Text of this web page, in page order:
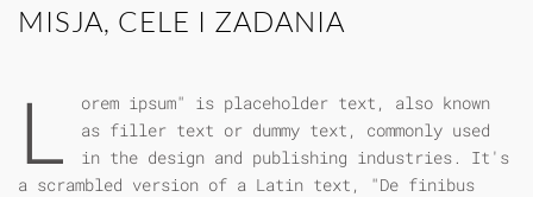
MISJA, CELE I ZADANIA
L
orem ipsum" is placeholder text, also known
as filler text or dummy text, commonly used
in the design and publishing industries. It's
a scrambled version of a Latin text, "De finibus